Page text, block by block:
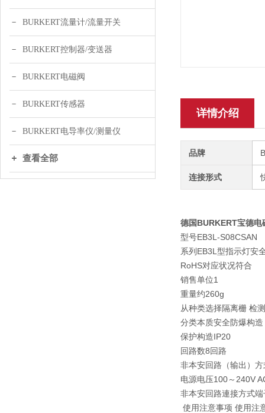
BURKERT流量计/流量开关
BURKERT控制器/变送器
BURKERT电磁阀
BURKERT传感器
BURKERT电导率仪/测量仪
查看全部
详情介绍
品牌
连接形式
德国BURKERT宝德
型号EB3L-S08CSAN
系列EB3L型指示灯安
RoHS对应状况符合
销售单位1
重量约260g
从种类选择隔离栅 检
分类本质安全防爆构造
保护构造IP20
回路数8回路
非本安回路（输出）
电源电压100～240V
非本安回路連接方式
使用注意事项 使用注